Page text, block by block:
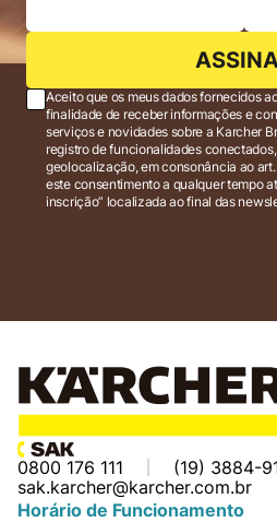
Aceito que os meus dados fornecidos
finalidade de receber informações e
serviços e novidades sobre a Karcher Brasil via e-mail marketing e
registro de funcionalidades
geolocalização, em consonância ao art.
este consentimento a qualquer tempo
inscrição” localizada ao final das
0800 176 111
(19) 3884-
sak.karcher@karcher.com.br
Horário de Funcionamento